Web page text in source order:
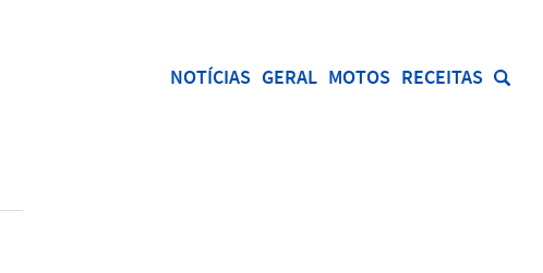
NOTÍCIAS GERAL MOTOS RECEITAS